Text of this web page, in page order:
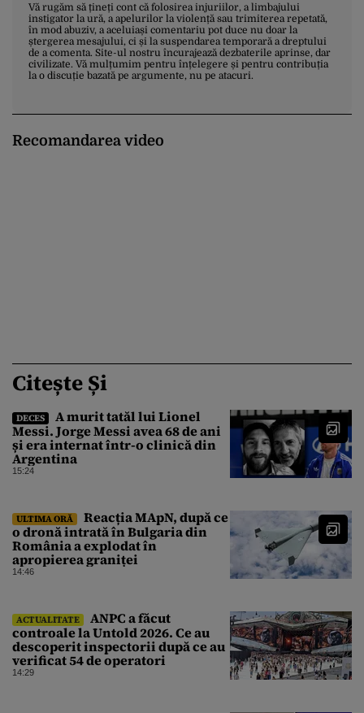
Vă rugăm să țineți cont că folosirea injuriilor, a limbajului
instigator la ură, a apelurilor la violență sau trimiterea repetată,
în mod abuziv, a aceluiași comentariu pot duce nu doar la
ștergerea mesajului, ci și la suspendarea temporară a dreptului
de a comenta. Site-ul nostru încurajează dezbaterile aprinse, dar
civilizate. Vă mulțumim pentru înțelegere și pentru contribuția
la o discuție bazată pe argumente, nu pe atacuri.
Recomandarea video
Citește Și
DECES
A murit tatăl lui Lionel
Messi. Jorge Messi avea 68 de ani
și era internat într-o clinică din
Argentina
15:24
ULTIMA ORĂ
Reacția MApN, după ce
o dronă intrată în Bulgaria din
România a explodat în
apropierea graniței
14:46
ACTUALITATE
ANPC a făcut
controale la Untold 2026. Ce au
descoperit inspectorii după ce au
verificat 54 de operatori
14:29